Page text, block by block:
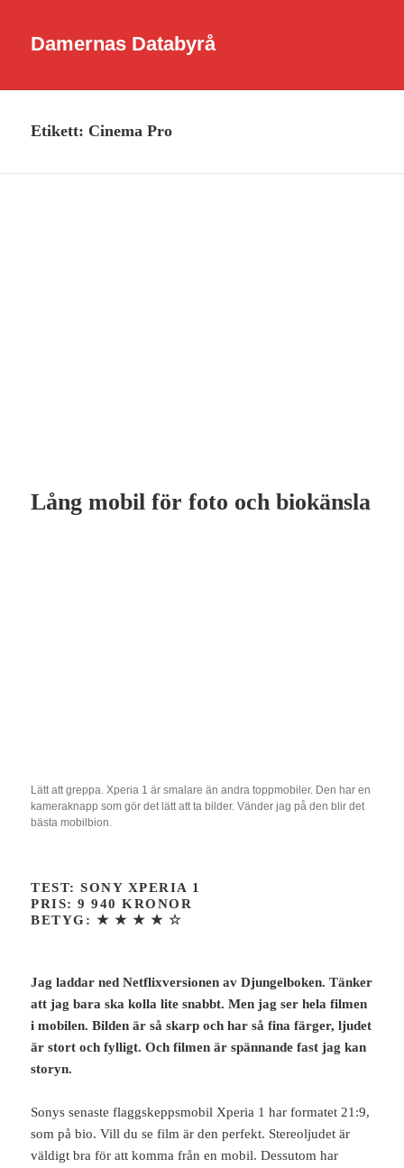
Damernas Databyrå
Etikett: Cinema Pro
Lång mobil för foto och biokänsla
Lätt att greppa. Xperia 1 är smalare än andra toppmobiler. Den har en
kameraknapp som gör det lätt att ta bilder. Vänder jag på den blir det
bästa mobilbion.
TEST: SONY XPERIA 1
PRIS: 9 940 KRONOR
BETYG: ★ ★ ★ ★ ☆
Jag laddar ned Netflixversionen av Djungelboken. Tänker
att jag bara ska kolla lite snabbt. Men jag ser hela filmen
i mobilen. Bilden är så skarp och har så fina färger, ljudet
är stort och fylligt. Och filmen är spännande fast jag kan
storyn.
Sonys senaste flaggskeppsmobil Xperia 1 har formatet 21:9,
som på bio. Vill du se film är den perfekt. Stereoljudet är
väldigt bra för att komma från en mobil. Dessutom har